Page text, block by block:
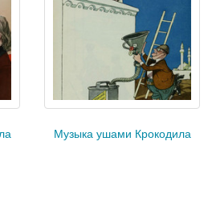
Музыка ушами Крокодила